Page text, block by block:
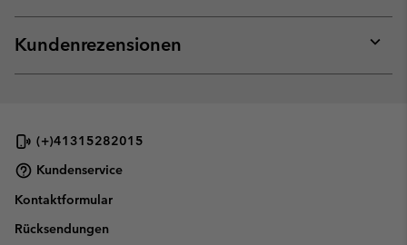
or
Kundenrezensionen
or
(+)41315282015
Kundenservice
Kontaktformular
Rücksendungen